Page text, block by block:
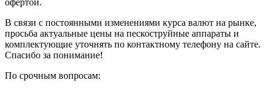
офертой.
В связи с постоянными изменениями курса валют на рынке,
просьба актуальные цены на пескоструйные аппараты и
комплектующие уточнять по контактному телефону на сайте.
Спасибо за понимание!
По срочным вопросам: